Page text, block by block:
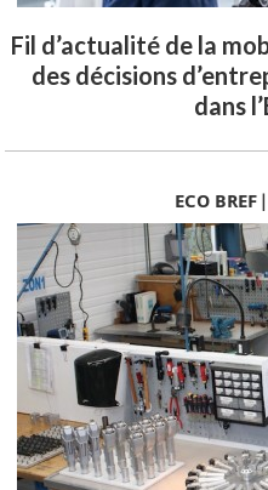
Fil d’actualité de la
des décisions
dans
ECO BREF |